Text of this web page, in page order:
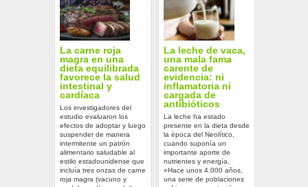
La carne roja
magra en una
dieta equilibrada
favorece la salud
intestinal y
cardíaca
Los investigadores del
estudio evaluaron los
efectos de adoptar y luego
suspender de manera
intermitente un patrón
alimentario saludable al
estilo estadounidense que
incluía tres onzas de carne
roja magra (vacuno y
La leche de vaca,
una mala fama
carente de
evidencia: ni
inflamatoria ni
cargada de
antibióticos
La leche ha estado
presente en la dieta desde
la época del Neolítico,
cuando suponía un
importante aporte de
nutrientes y energía.
«Hace unos 4.000 años,
una serie de poblaciones